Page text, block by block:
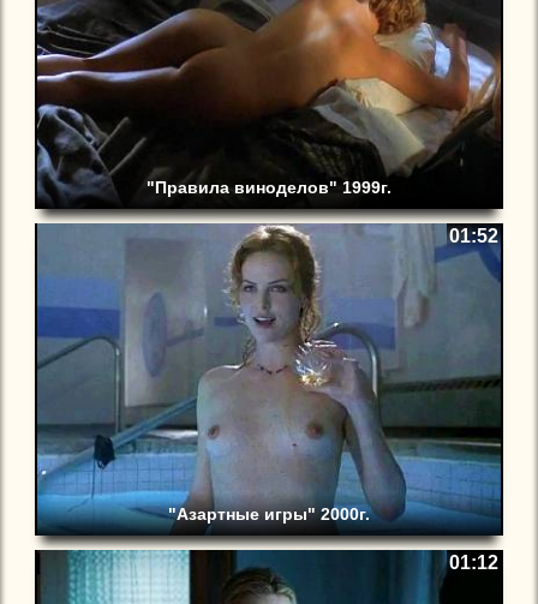
"Правила виноделов" 1999г.
01:52
"Азартные игры" 2000г.
01:12